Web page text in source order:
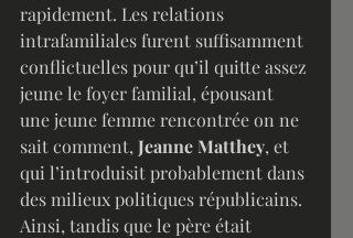
rapidement. Les relations
intrafamiliales furent suffisamment
conflictuelles pour qu’il quitte assez
jeune le foyer familial, épousant
une jeune femme rencontrée on ne
sait comment, Jeanne Matthey, et
qui l’introduisit probablement dans
des milieux politiques républicains.
Ainsi, tandis que le père était